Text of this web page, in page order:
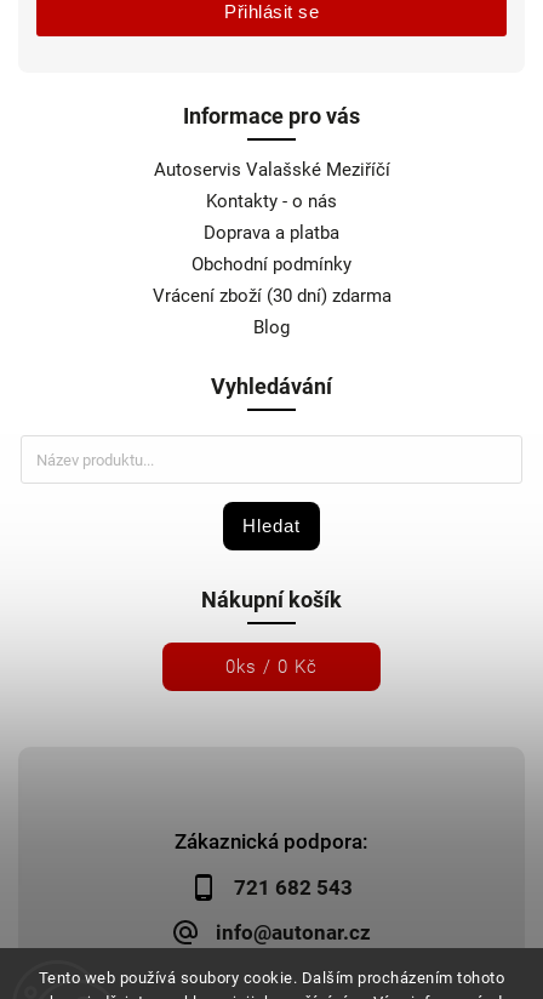
Tento web používá soubory cookie. Dalším procházením tohoto
Zákaznická podpora:
721 682 543
info@autonar.cz
Informace pro vás
Autoservis Valašské Meziříčí
Kontakty - o nás
Doprava a platba
Obchodní podmínky
Vrácení zboží (30 dní) zdarma
Blog
Vyhledávání
Hledat
Nákupní košík
0ks / 0 Kč
Přihlásit se